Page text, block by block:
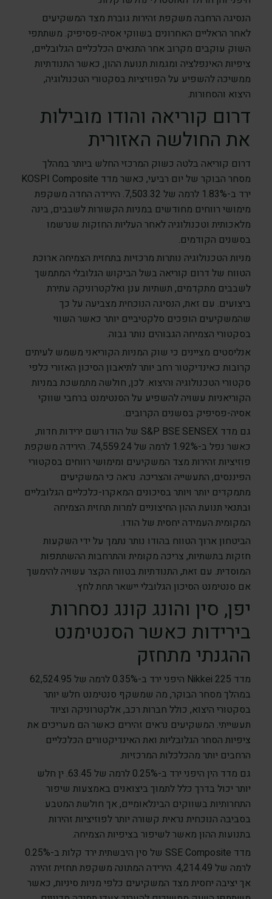
הנסיגה הרחבה משקפת זהירות גוברת מצד המשקיעים
לאחר הראליים האחרונים בשווקי אסיה-פסיפיק. משתתפי
השוק עוקבים מקרוב אחר התנאים הכלכליים הגלובליים,
ציפיות האינפלציה ומגמות תנועת ההון, כאשר התנודתיות
ממשיכה להשפיע על הפוזיציות בסקטורי הטכנולוגיה,
היצוא והסחורות.
דרום קוריאה והודו מובילות
את החולשה האזורית
דרום קוריאה בלטה כשוק המרכזי החלש ביותר במהלך
מסחר הבוקר של יום רביעי, כאשר מדד KOSPI Composite
ירד ב-1.83% לרמה של 7,503.32. הירידה החדה משקפת
מימושי רווחים מחודשים במניות הקשורות לשבבים, בינה
מלאכותית וטכנולוגיה לאחר העליות החזקות שנרשמו
בסשנים הקודמים.
מניות הטכנולוגיה נותרות מרכזיות בתחזית הצמיחה ארוכת
הטווח של דרום קוריאה בשל הביקוש הגלובלי המתמשך
לשבבים מתקדמים, תשתיות ענן ואלקטרוניקה עתירת
ביצועים. עם זאת, הנסיגה הנוכחית מצביעה על כך
שהמשקיעים הופכים סלקטיביים יותר כאשר השווי
בסקטורי הצמיחה הגבוהים נותר גבוה.
אנליסטים מציינים כי שוק המניות הקוריאני משמש לעיתים
קרובות כאינדיקטור רחב יותר לתיאבון הסיכון האזורי כלפי
סקטורי הטכנולוגיה והיצוא. לכן, חולשה מתמשכת במניות
הקוריאניות עשויה להשפיע על הסנטימנט ברחבי שווקי
אסיה-פסיפיק בסשנים הקרובים.
גם מדד S&P BSE SENSEX של הודו רשם ירידות חדות,
כאשר נפל ב-1.92% לרמה של 74,559.24. הירידה משקפת
פוזיציות זהירות מצד המשקיעים ומימושי רווחים בסקטורי
הפיננסים, התעשייה והצריכה. נראה כי המשקיעים
מתמקדים יותר ויותר בסיכונים המאקרו-כלכליים הגלובליים
ובתנאי תנועת ההון החיצוניים למרות תחזית הצמיחה
המקומית העמידה יחסית של הודו.
הביטחון ארוך הטווח בהודו נותר נתמך על ידי השקעות
חזקות בתשתיות, צריכה מקומית והתרחבות ההשתתפות
המוסדית. עם זאת, התנודתיות בטווח הקצר עשויה להימשך
אם סנטימנט הסיכון הגלובלי יישאר תחת לחץ.
יפן, סין והונג קונג נסחרות
בירידות כאשר הסנטימנט
ההגנתי מתחזק
מדד Nikkei 225 היפני ירד ב-0.35% לרמה של 62,524.95
במהלך מסחר הבוקר, מה שמשקף סנטימנט חלש יותר
בסקטורי היצוא, כולל חברות רכב, אלקטרוניקה וציוד
תעשייתי. המשקיעים נראים זהירים כאשר הם מעריכים את
ציפיות הסחר הגלובליות ואת האינדיקטורים הכלכליים
הרחבים יותר מהכלכלות המרכזיות.
גם מדד הין היפני ירד ב-0.25% לרמה של 63.45. ין חלש
יותר יכול בדרך כלל לתמוך ביצואנים באמצעות שיפור
התחרותיות בשווקים הבינלאומיים, אך חולשת המטבע
בסביבה הנוכחית נראית קשורה יותר לפוזיציות זהירות
בתנועות ההון מאשר לשיפור בציפיות הצמיחה.
מדד SSE Composite של סין היבשתית ירד קלות ב-0.25%
לרמה של 4,214.49. הירידה המתונה משקפת תחזית זהירה
אך יציבה יחסית מצד המשקיעים כלפי מניות סיניות, כאשר